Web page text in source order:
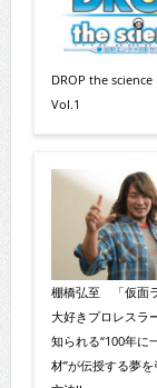
DROP the
Vol.1
棚橋弘至 「仮面
大好きプロレスラ
知られる“100年に
材”が伝授する夢